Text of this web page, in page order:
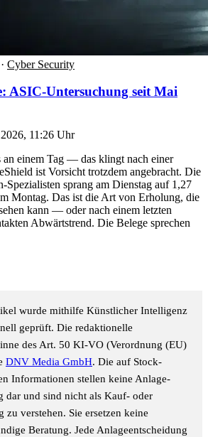
· Cyber Security
ASIC-Untersuchung seit Mai
11:26 Uhr
einem Tag — das klingt nach einer
ist Vorsicht trotzdem angebracht. Die
sprang am Dienstag auf 1,27
Montag. Das ist die Art von Erholung, die
kann — oder nach einem letzten
Abwärtstrend. Die Belege sprechen
wurde mithilfe Künstlicher Intelligenz
geprüft. Die redaktionelle
des Art. 50 KI-VO (Verordnung (EU)
DNV Media GmbH. Die auf Stock-
Informationen stellen keine Anlage-
dar und sind nicht als Kauf- oder
zu verstehen. Sie ersetzen keine
Beratung. Jede Anlageentscheidung